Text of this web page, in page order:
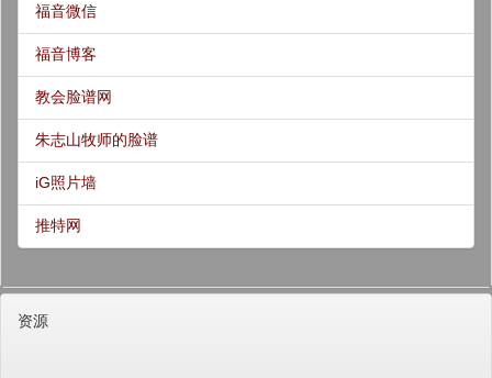
福音微信
福音博客
教会脸谱网
朱志山牧师的脸谱
iG照片墙
推特网
资源